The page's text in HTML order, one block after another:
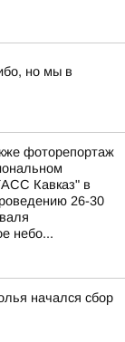
но мы в
фоторепортаж
Кавказ" в
26-30
небо...
начался сбор